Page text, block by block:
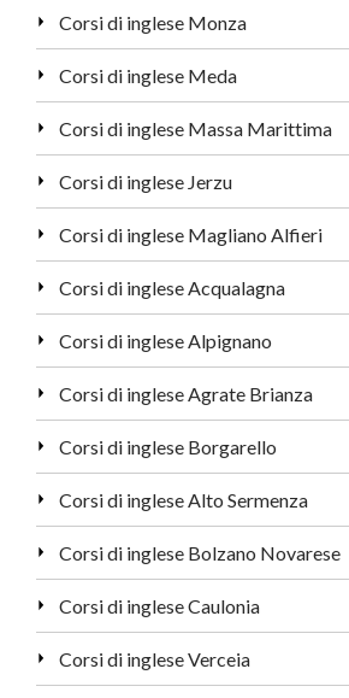
Corsi di inglese Monza
Corsi di inglese Meda
Corsi di inglese Massa Marittima
Corsi di inglese Jerzu
Corsi di inglese Magliano Alfieri
Corsi di inglese Acqualagna
Corsi di inglese Alpignano
Corsi di inglese Agrate Brianza
Corsi di inglese Borgarello
Corsi di inglese Alto Sermenza
Corsi di inglese Bolzano Novarese
Corsi di inglese Caulonia
Corsi di inglese Verceia